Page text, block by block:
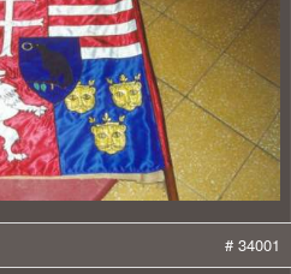
# 34001